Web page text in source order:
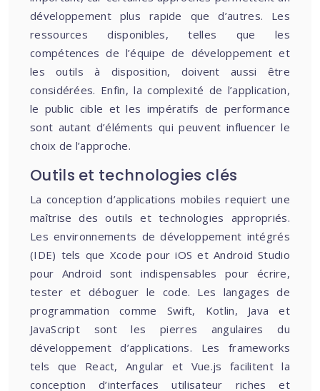
développement plus rapide que d’autres. Les
ressources disponibles, telles que les
compétences de l’équipe de développement et
les outils à disposition, doivent aussi être
considérées. Enfin, la complexité de l’application,
le public cible et les impératifs de performance
sont autant d’éléments qui peuvent influencer le
choix de l’approche.
Outils et technologies clés
La conception d’applications mobiles requiert une
maîtrise des outils et technologies appropriés.
Les environnements de développement intégrés
(IDE) tels que Xcode pour iOS et Android Studio
pour Android sont indispensables pour écrire,
tester et déboguer le code. Les langages de
programmation comme Swift, Kotlin, Java et
JavaScript sont les pierres angulaires du
développement d’applications. Les frameworks
tels que React, Angular et Vue.js facilitent la
conception d’interfaces utilisateur riches et